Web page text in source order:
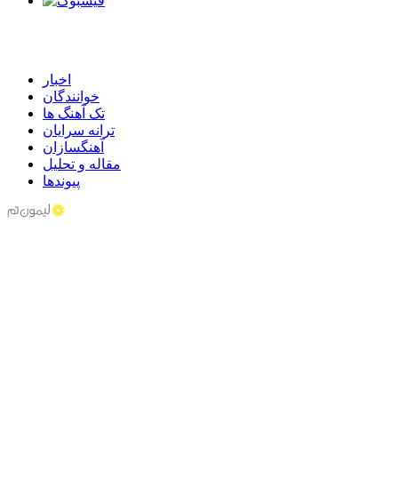
اخبار
خوانندگان
تک آهنگ ها
ترانه سرایان
آهنگسازان
مقاله و تحلیل
پیوندها